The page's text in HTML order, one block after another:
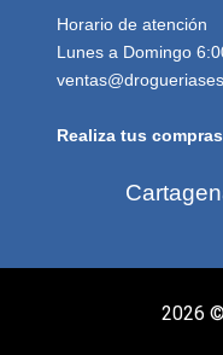
Horario de atención
Lunes a Domingo
Realiza tus
2026 ©